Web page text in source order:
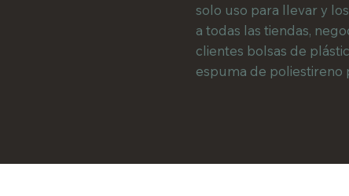
solo uso para llevar y
a todas las tiendas,
clientes bolsas de
espuma de poliestireno